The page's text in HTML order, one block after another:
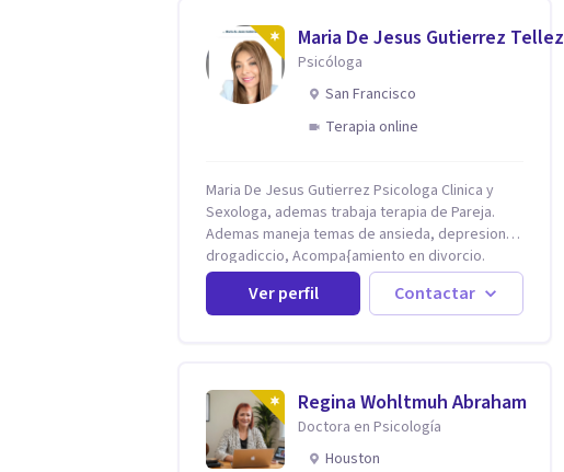
Maria De Jesus Gutierrez Tellez
Psicóloga
San Francisco
Terapia online
Maria De Jesus Gutierrez Psicologa Clinica y
Sexologa, ademas trabaja terapia de Pareja.
Ademas maneja temas de ansieda, depresion,
drogadiccio, Acompa{amiento en divorcio.
Maneja enfoque Cognitivo Conductual. Con 20
años de experiencia, constantemente
capacitandose en las diferntes areas de la
Ver perfil Contactar
Regina Wohltmuh Abraham
Doctora en Psicología
Houston